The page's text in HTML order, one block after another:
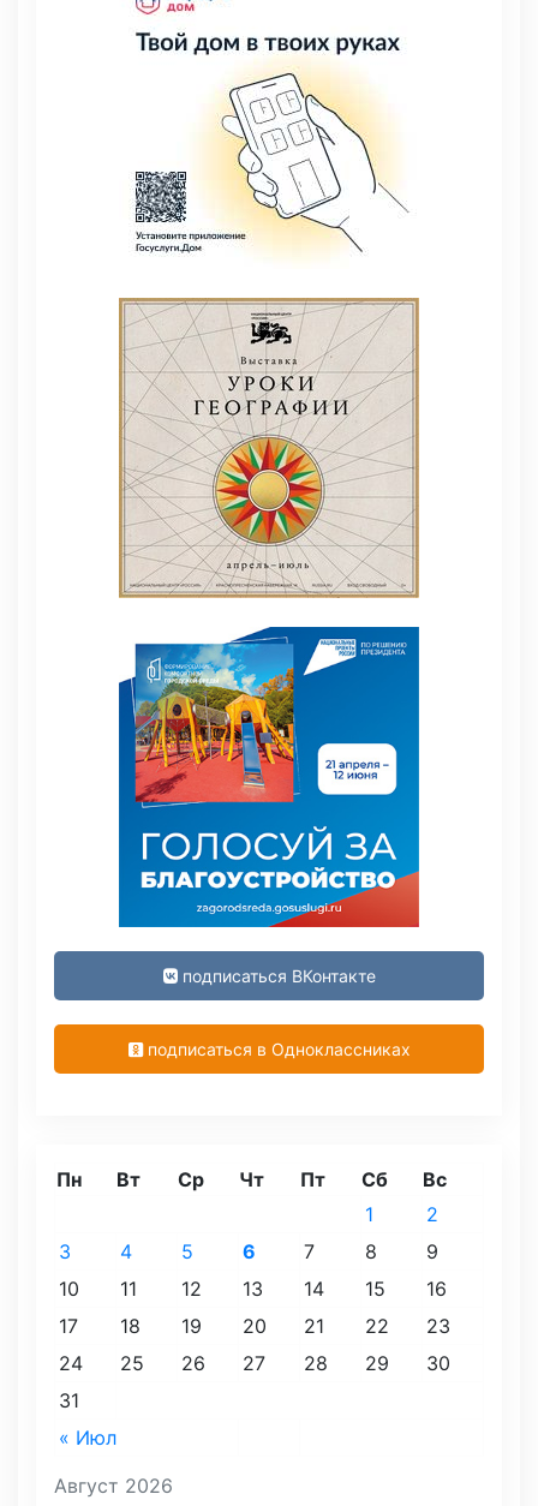
подписаться ВКонтакте
подписаться в Одноклассниках
Август 2026
Пн Вт Ср Чт Пт Сб Вс
« Июл
1
2
3
4 5 6 7 8
9
10
11 12 13 14 15
16
17
18 19 20 21 22
23
24
25 26 27 28 29
30
31